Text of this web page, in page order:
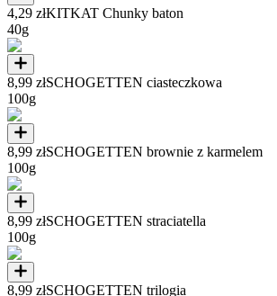
4,29 złKITKAT Chunky baton
40g
8,99 złSCHOGETTEN ciasteczkowa
100g
8,99 złSCHOGETTEN brownie z karmelem
100g
8,99 złSCHOGETTEN straciatella
100g
8,99 złSCHOGETTEN trilogia